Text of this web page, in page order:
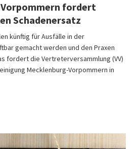
fordert
Schadenersatz
künftig für Ausfälle in der
gemacht werden und den Praxen
fordert die Vertreterversammlung (VV)
Mecklenburg-Vorpommern in